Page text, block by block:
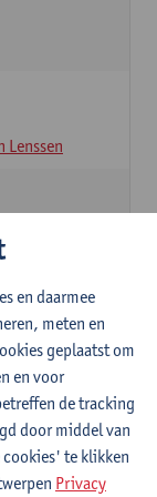
Lenssen
Kris Annaert
en daarmee
meten en
geplaatst om
en voor
de tracking
door middel van
te klikken
Privacy